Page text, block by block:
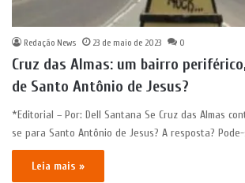
Redação News 23 de maio de 2023 0
Cruz das Almas: um bairro
de Santo Antônio de Jesus?
*Editorial – Por: Dell Santana Se Cruz das Almas
se para Santo Antônio de Jesus? A resposta?
Leia mais »